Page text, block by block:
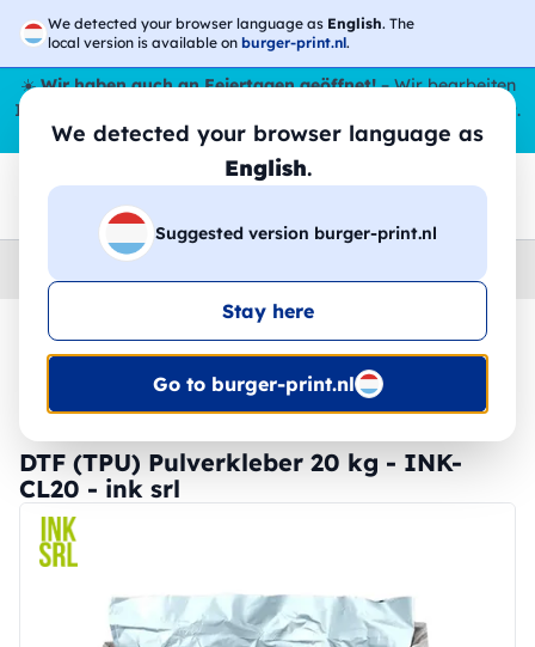
We detected your browser language as English. The
local version is available on burger-print.nl.
We detected your browser language as
English.
Suggested version burger-print.nl
Stay here
Go to burger-print.nl
☀️Wir haben auch an Feiertagen geöffnet!– Wir bearbeiten
Ihre Bestellungen den ganzen Sommer über,
sogar im August.
😎🌴
Home
🔥 -30 % DTF-Druck
DTF (TPU) Pulverkleber 20 kg - INK-
CL20 - ink srl